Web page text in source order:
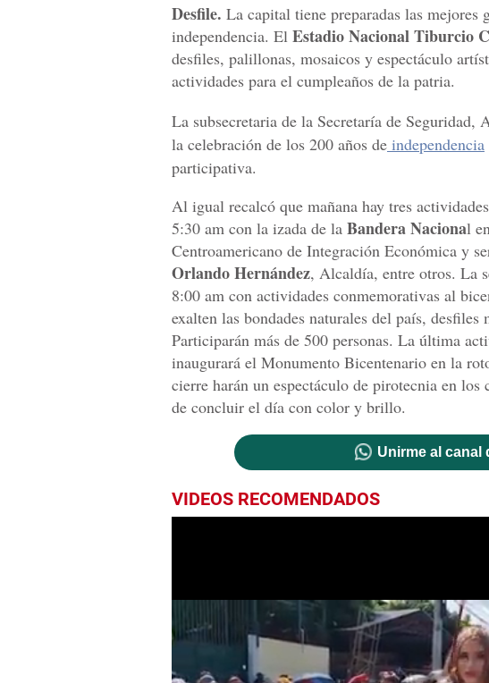
Desfile. La capital tiene preparadas las mejores
independencia. El Estadio Nacional Tiburcio
desfiles, palillonas, mosaicos y espectáculo
actividades para el cumpleaños de la patria.
La subsecretaria de la Secretaría de Seguridad,
la celebración de los 200 años de independencia
participativa.
Al igual recalcó que mañana hay tres
5:30 am con la izada de la Bandera Nacional
Centroamericano de Integración Económica y
Orlando Hernández, Alcaldía, entre otros. La
8:00 am con actividades conmemorativas al
exalten las bondades naturales del país, desfiles
Participarán más de 500 personas. La última
inaugurará el Monumento Bicentenario en la
cierre harán un espectáculo de pirotecnia en
de concluir el día con color y brillo.
Unirme al canal
VIDEOS RECOMENDADOS